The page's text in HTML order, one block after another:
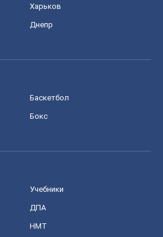
Харьков
Днепр
Баскетбол
Бокс
Учебники
ДПА
НМТ